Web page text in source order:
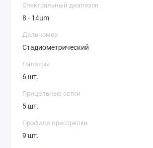
Спектральный диапазон
8 - 14um
Дальномер
Стадиометрический
Палитры
6 шт.
Прицельные сетки
5 шт.
Профили пристрелки
9 шт.